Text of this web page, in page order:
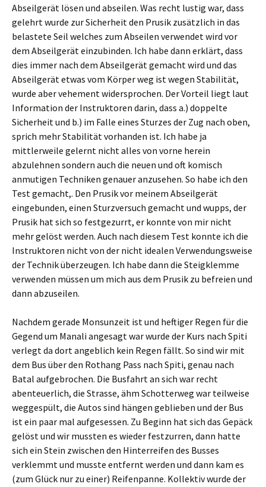
Abseilgerät lösen und abseilen. Was recht lustig war, dass
gelehrt wurde zur Sicherheit den Prusik zusätzlich in das
belastete Seil welches zum Abseilen verwendet wird vor
dem Abseilgerät einzubinden. Ich habe dann erklärt, dass
dies immer nach dem Abseilgerät gemacht wird und das
Abseilgerät etwas vom Körper weg ist wegen Stabilität,
wurde aber vehement widersprochen. Der Vorteil liegt laut
Information der Instruktoren darin, dass a.) doppelte
Sicherheit und b.) im Falle eines Sturzes der Zug nach oben,
sprich mehr Stabilität vorhanden ist. Ich habe ja
mittlerweile gelernt nicht alles von vorne herein
abzulehnen sondern auch die neuen und oft komisch
anmutigen Techniken genauer anzusehen. So habe ich den
Test gemacht,. Den Prusik vor meinem Abseilgerät
eingebunden, einen Sturzversuch gemacht und wupps, der
Prusik hat sich so festgezurrt, er konnte von mir nicht
mehr gelöst werden. Auch nach diesem Test konnte ich die
Instruktoren nicht von der nicht idealen Verwendungsweise
der Technik überzeugen. Ich habe dann die Steigklemme
verwenden müssen um mich aus dem Prusik zu befreien und
dann abzuseilen.
Nachdem gerade Monsunzeit ist und heftiger Regen für die
Gegend um Manali angesagt war wurde der Kurs nach Spiti
verlegt da dort angeblich kein Regen fällt. So sind wir mit
dem Bus über den Rothang Pass nach Spiti, genau nach
Batal aufgebrochen. Die Busfahrt an sich war recht
abenteuerlich, die Strasse, ähm Schotterweg war teilweise
weggespült, die Autos sind hängen geblieben und der Bus
ist ein paar mal aufgesessen. Zu Beginn hat sich das Gepäck
gelöst und wir mussten es wieder festzurren, dann hatte
sich ein Stein zwischen den Hinterreifen des Busses
verklemmt und musste entfernt werden und dann kam es
(zum Glück nur zu einer) Reifenpanne. Kollektiv wurde der